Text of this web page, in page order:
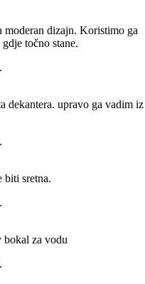
moderan dizajn. Koristimo ga
točno stane.
dekantera. upravo ga vadim iz
biti sretna.
bokal za vodu